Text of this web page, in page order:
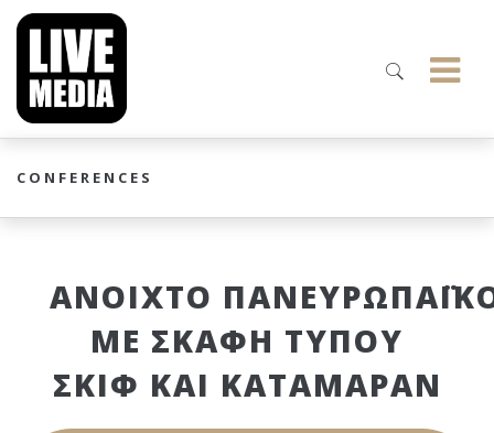
CONFERENCES
AΝΟΙΧΤΟ
ΜΕ ΣΚΑΦΗ ΤΥΠΟΥ
ΣΚΙΦ ΚΑΙ ΚΑΤΑΜΑΡΑΝ